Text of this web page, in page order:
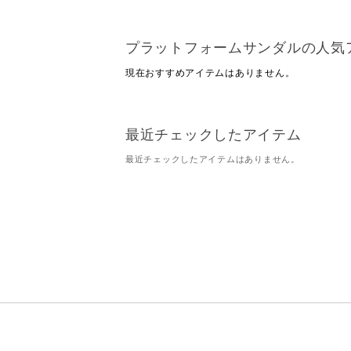
プラットフォームサンダルの人気
現在おすすめアイテムはありません。
最近チェックしたアイテム
最近チェックしたアイテムはありません。